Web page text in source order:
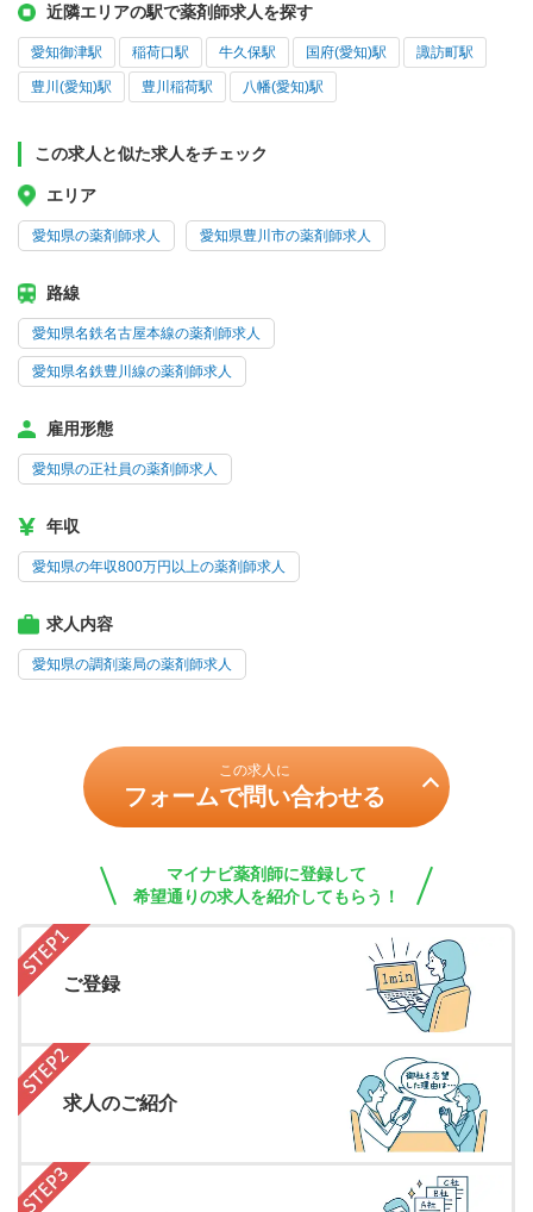
近隣エリアの駅で薬剤師求人を探す
愛知御津駅 稲荷口駅 牛久保駅 国府(愛知)駅 諏訪町駅
豊川(愛知)駅 豊川稲荷駅 八幡(愛知)駅
この求人と似た求人をチェック
エリア
愛知県の薬剤師求人 愛知県豊川市の薬剤師求人
路線
愛知県名鉄名古屋本線の薬剤師求人
愛知県名鉄豊川線の薬剤師求人
雇用形態
愛知県の正社員の薬剤師求人
年収
愛知県の年収800万円以上の薬剤師求人
求人内容
愛知県の調剤薬局の薬剤師求人
この求人に
フォームで問い合わせる
マイナビ薬剤師に登録して
希望通りの求人を紹介してもらう！
ご登録
求人のご紹介